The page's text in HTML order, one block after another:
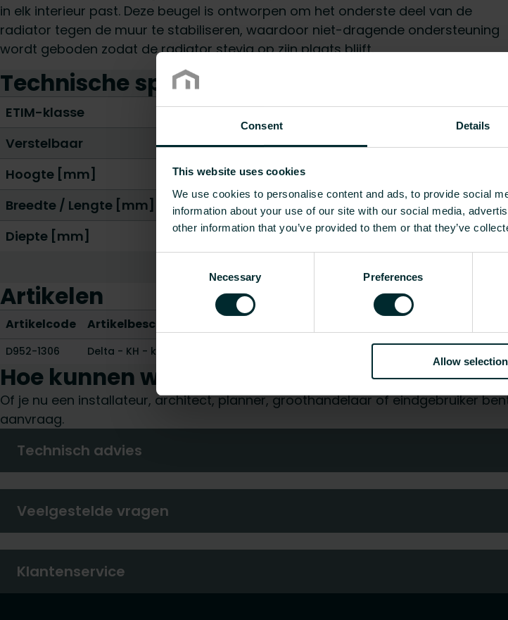
Consent Details
This website uses cookies
We use cookies to personalise content and ads, to provide social
information about your use of our site with our social media,
other information that you’ve provided to them or that they’ve
Necessary Preferences
Allow selection
in elk interieur past. Deze beugel is ontworpen om het onderste deel van de
radiator tegen de muur te stabiliseren, waardoor niet-dragende ondersteuning
wordt geboden zodat de radiator stevig op zijn plaats blijft.
Technische specificaties
ETIM-klasse
Verstelbaar
Ja
Hoogte [mm]
Breedte / Lengte [mm]
50
Diepte [mm]
18
Artikelen
Artikelcode Artikelbeschrijving
D952-1306 Delta - KH - klemh - verzinkt
Hoe kunnen wij je helpen?
Of je nu een installateur, architect, planner, groothandelaar of eindgebruiker
aanvraag.
Technisch advies
Veelgestelde vragen
Klantenservice